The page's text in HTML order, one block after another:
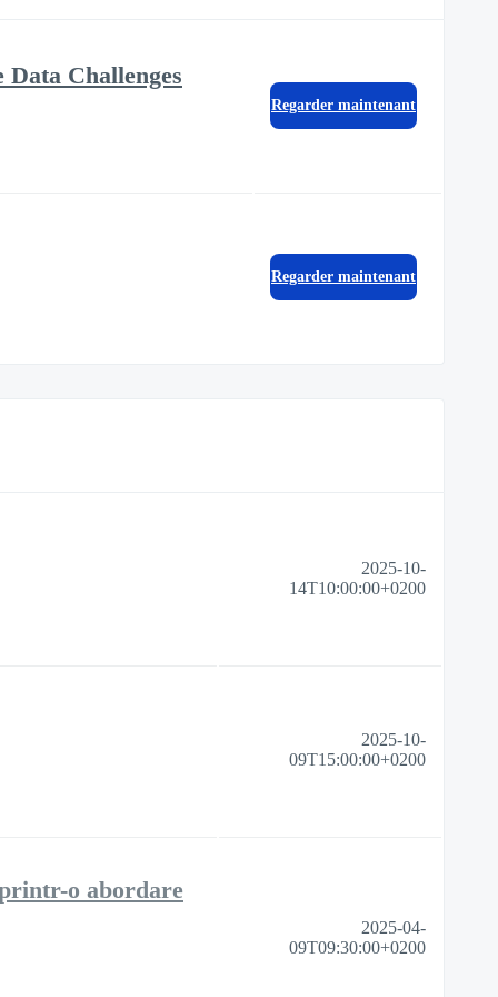
Challenges
Regarder maintenant
Regarder maintenant
2025-10-
14T10:00:00+0200
2025-10-
09T15:00:00+0200
o abordare
2025-04-
09T09:30:00+0200